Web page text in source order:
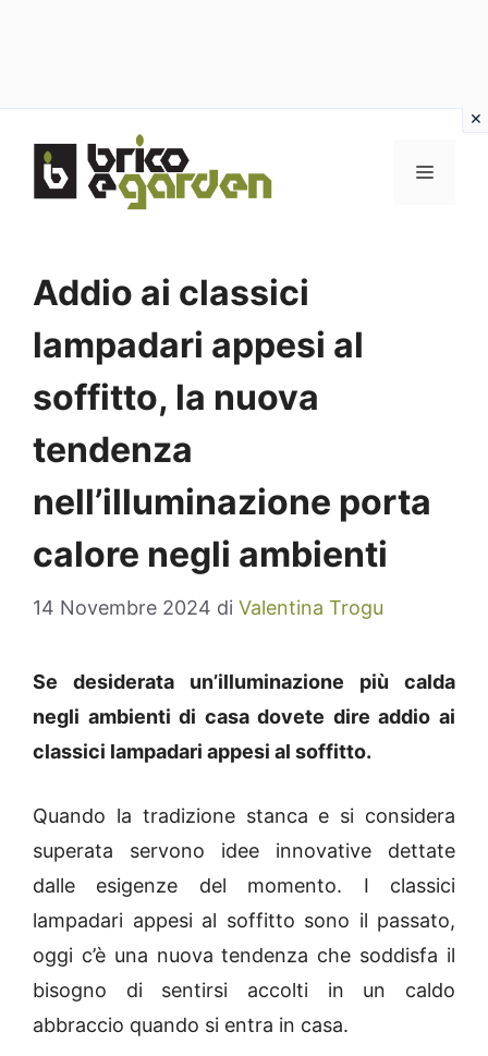
contenuto
MENU
Addio ai classici
lampadari appesi al
soffitto, la nuova
tendenza
nell’illuminazione porta
calore negli ambienti
14 Novembre 2024 di Valentina Trogu
Se desiderata un’illuminazione più calda
negli ambienti di casa dovete dire addio ai
classici lampadari appesi al soffitto.
Quando la tradizione stanca e si considera
superata servono idee innovative dettate
dalle esigenze del momento. I classici
lampadari appesi al soffitto sono il passato,
oggi c’è una nuova tendenza che soddisfa il
bisogno di sentirsi accolti in un caldo
abbraccio quando si entra in casa.